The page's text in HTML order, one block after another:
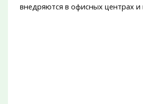
внедряются в офисных центрах и